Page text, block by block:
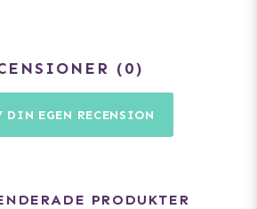
0
DIN EGEN RECENSION
PRODUKTER